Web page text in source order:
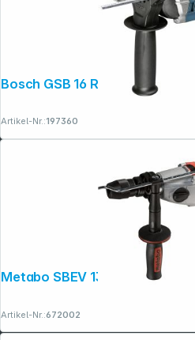
Artikel-Nr.:197360
Metabo SBEV
Artikel-Nr.:672002